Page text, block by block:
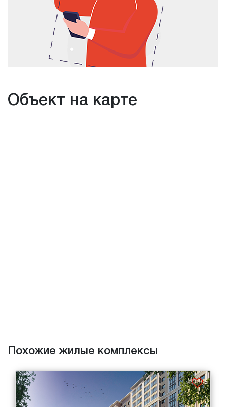
Объект на карте
Похожие жилые комплексы